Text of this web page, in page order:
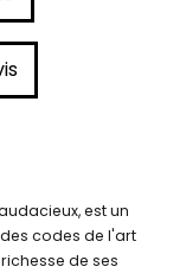
est un
codes de l'art
de ses